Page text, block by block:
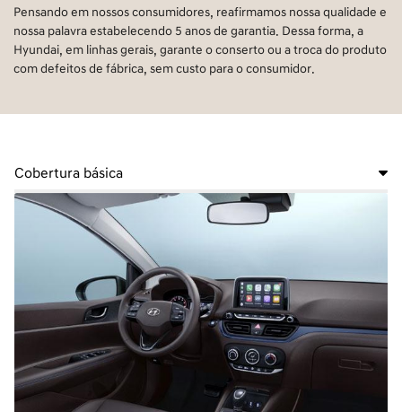
Pensando em nossos consumidores, reafirmamos nossa qualidade e
nossa palavra estabelecendo 5 anos de garantia. Dessa forma, a
Hyundai, em linhas gerais, garante o conserto ou a troca do produto
com defeitos de fábrica, sem custo para o consumidor.
Cobertura básica